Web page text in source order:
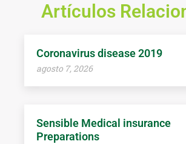
Artículos
Coronavirus disease 2019
agosto 7, 2026
Sensible Medical insurance
Preparations